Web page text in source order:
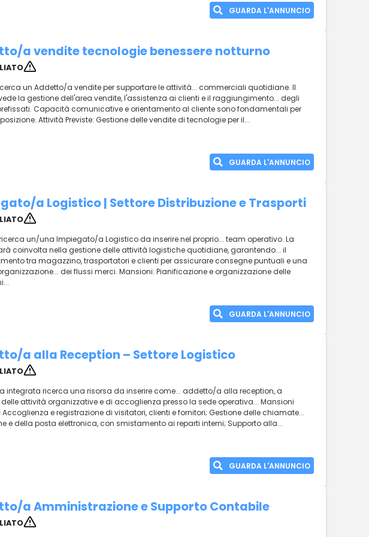
GUARDA L'ANNUNCIO
a vendite tecnologie benessere notturno
un Addetto/a vendite per supportare le attività... commerciali quotidiane. Il
la gestione dell'area vendite, l'assistenza ai clienti e il raggiungimento... degli
Capacità comunicative e orientamento al cliente sono fondamentali per
Attività Previste: Gestione delle vendite di tecnologie per il...
GUARDA L'ANNUNCIO
a Logistico | Settore Distribuzione e Trasporti
un/una Impiegato/a Logistico da inserire nel proprio... team operativo. La
coinvolta nella gestione delle attività logistiche quotidiane, garantendo... il
tra magazzino, trasportatori e clienti per assicurare consegne puntuali e una
dei flussi merci. Mansioni: Pianificazione e organizzazione delle
GUARDA L'ANNUNCIO
a alla Reception – Settore Logistico
integrata ricerca una risorsa da inserire come... addetto/a alla reception, a
attività organizzative e di accoglienza presso la sede operativa... Mansioni
e registrazione di visitatori, clienti e fornitori; Gestione delle chiamate...
e della posta elettronica, con smistamento ai reparti interni; Supporto alla...
GUARDA L'ANNUNCIO
a Amministrazione e Supporto Contabile